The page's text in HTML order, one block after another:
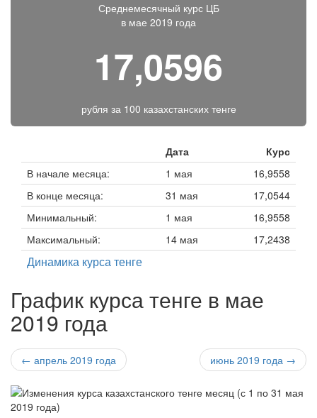
Среднемесячный курс ЦБ
в мае 2019 года
17,0596
рубля за 100 казахстанских тенге
Дата
Курс
В начале месяца:
1 мая
16,9558
В конце месяца:
31 мая
17,0544
Минимальный:
1 мая
16,9558
Максимальный:
14 мая 17,2438
Динамика курса тенге
График курса тенге в мае
2019 года
← апрель 2019 года июнь 2019 года →